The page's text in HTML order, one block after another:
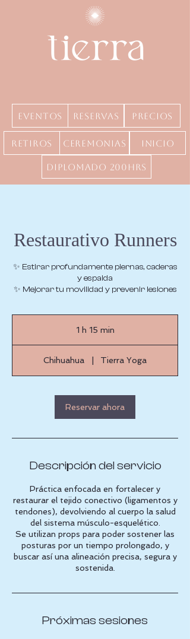
Reservas
Eventos precios
Ceremonias
Retiros inicio
Diplomado 200hrs
Restaurativo Runners
✨ Estirar profundamente piernas, caderas
y espalda
✨ Mejorar tu movilidad y prevenir lesiones
1 h 15 min
5
i
n
Chihuahua Tierra Yoga
Reservar ahora
Descripción del servicio
Práctica enfocada en fortalecer y
restaurar el tejido conectivo (ligamentos y
tendones), devolviendo al cuerpo la salud
del sistema músculo-esquelético.
Se utilizan props para poder sostener las
posturas por un tiempo prolongado, y
buscar así una alineación precisa, segura y
sostenida.
Próximas sesiones